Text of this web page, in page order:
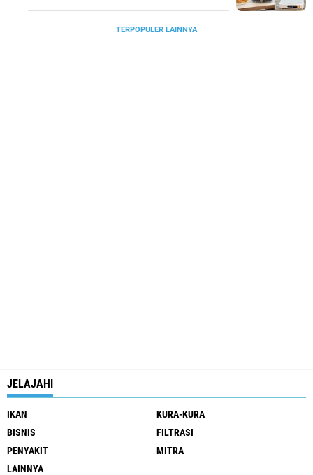
TERPOPULER LAINNYA
JELAJAHI
IKAN
KURA-KURA
BISNIS
FILTRASI
PENYAKIT
MITRA
LAINNYA